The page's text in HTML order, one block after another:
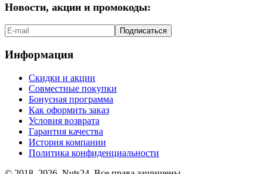
Новости, акции и промокоды:
Подписаться
Информация
Скидки и акции
Совместные покупки
Бонусная программа
Как оформить заказ
Условия возврата
Гарантия качества
История компании
Политика конфиденциальности